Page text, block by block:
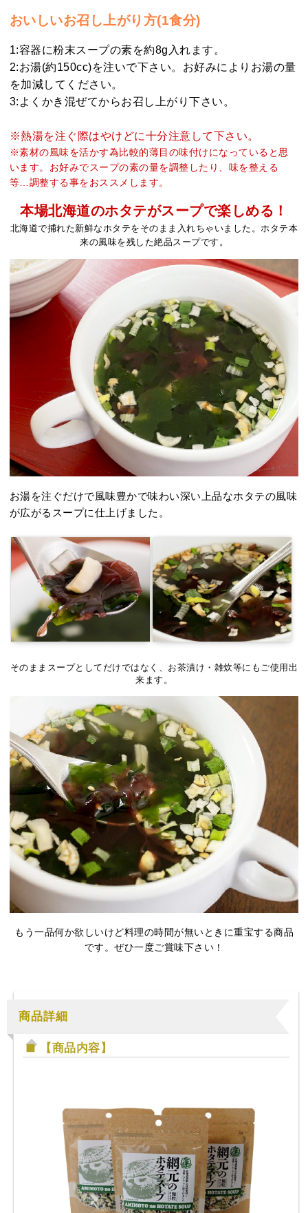
おいしいお召し上がり方(1食分)
1:容器に粉末スープの素を約8g入れます。
2:お湯(約150cc)を注いで下さい。お好みによりお湯の量
を加減してください。
3:よくかき混ぜてからお召し上がり下さい。
※熱湯を注ぐ際はやけどに十分注意して下さい。
※素材の風味を活かす為比較的薄目の味付けになっていると思
います。お好みでスープの素の量を調整したり、味を整える
等…調整する事をおススメします。
本場北海道のホタテがスープで楽しめる！
北海道で捕れた新鮮なホタテをそのまま入れちゃいました。ホタテ本
来の風味を残した絶品スープです。
お湯を注ぐだけで風味豊かで味わい深い上品なホタテの風味
が広がるスープに仕上げました。
そのままスープとしてだけではなく、お茶漬け・雑炊等にもご使用出
来ます。
もう一品何か欲しいけど料理の時間が無いときに重宝する商品
です。ぜひ一度ご賞味下さい！
商品詳細
【商品内容】